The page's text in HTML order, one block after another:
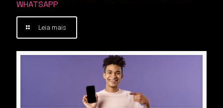
WHATSAPP
Leia mais